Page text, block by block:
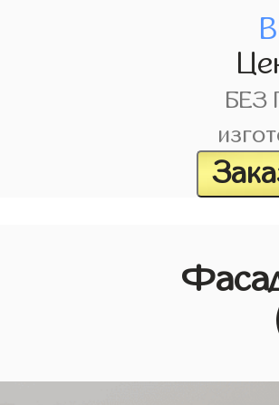
БЕЗ